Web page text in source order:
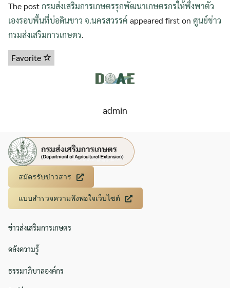
The postกรมส่งเสริมการเกษตรรุกพัฒนาเกษตรกรให้พึ่งพาตัว
เองรอบพื้นที่บ่อดินขาว จ.นครสวรรค์ appeared first on ศูนย์ข่าว
กรมส่งเสริมการเกษตร.
Favorite
admin
สมัครรับข่าวสาร
แบบสำรวจความพึงพอใจเว็บไซต์
ข่าวส่งเสริมการเกษตร
คลังความรู้
ธรรมาภิบาลองค์กร